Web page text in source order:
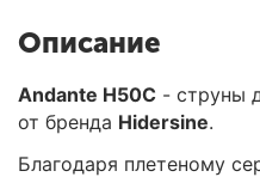
Описание
Andante H50C - струны
от бренда Hidersine.
Благодаря плетеному